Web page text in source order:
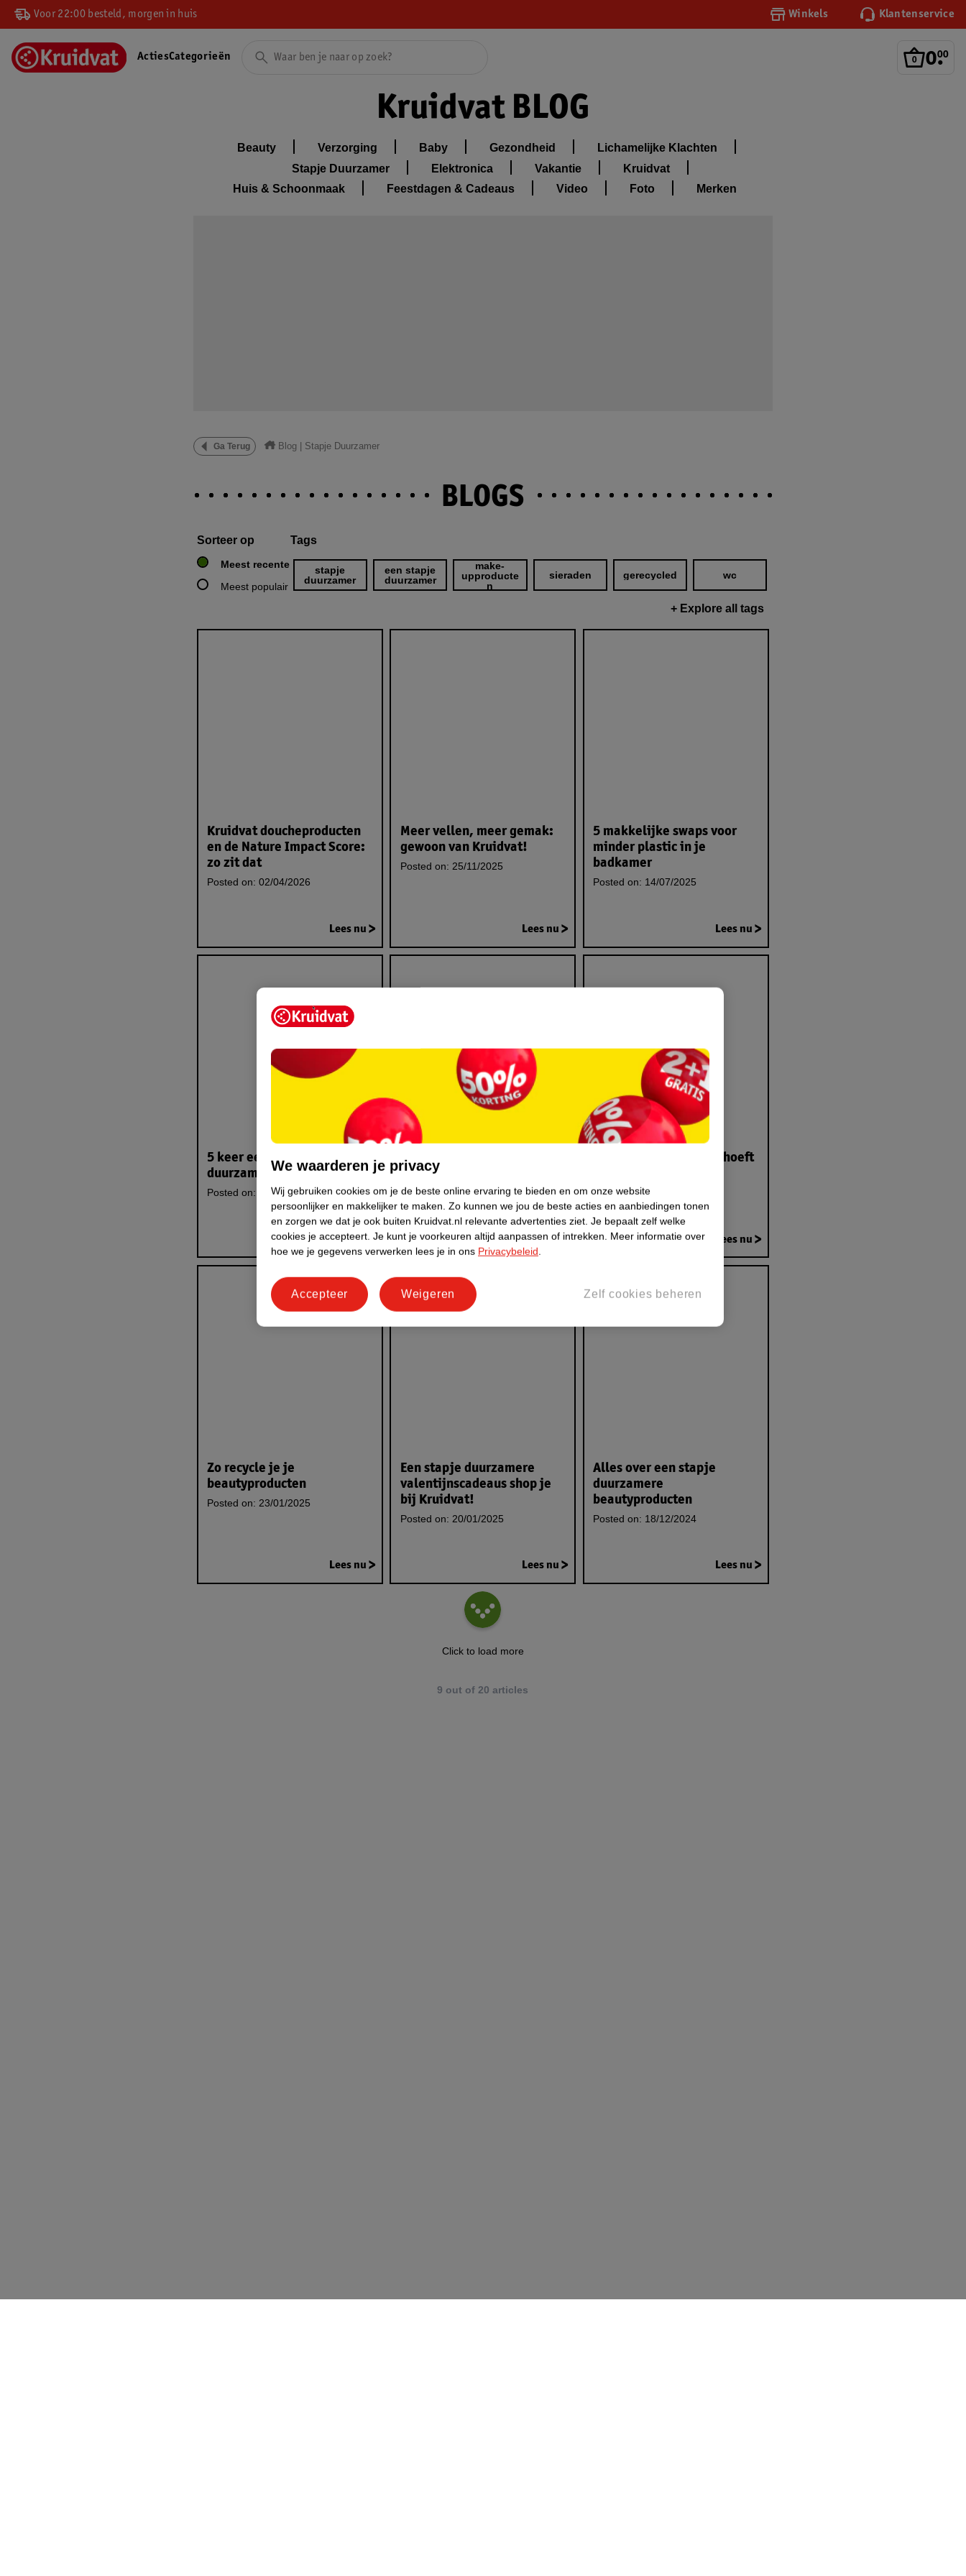
Voor 22:00 besteld, morgen in huis Winkels Klantenservice
0.
00
ActiesCategorieën
Kruidvat BLOG
Beauty Verzorging Baby Gezondheid
Lichamelijke Klachten
Stapje Duurzamer
Elektronica Vakantie
Kruidvat
Huis & Schoonmaak
Feestdagen & Cadeaus Video Foto Merken
Ga Terug Blog Stapje Duurzamer
BLOGS
Sorteer op
Meest recente
Meest populair
Tags
stapje
duurzamer
een stapje
duurzamer
make-
upproducte
n
sieraden gerecycled wc
+ Explore all tags
Kruidvat doucheproducten
en de Nature Impact Score:
zo zit dat
Posted on: 02/04/2026
Lees nu
Meer vellen, meer gemak:
gewoon van Kruidvat!
Posted on: 25/11/2025
Lees nu
5 makkelijke swaps voor
minder plastic in je
badkamer
Posted on: 14/07/2025
Lees nu
5 keer een stapje
duurzamer onder de 5 euro!
Posted on: 11/07/2025
Lees nu
6 keer een stapje
duurzamer onder de 2 euro!
Posted on:11/07/2025
Lees nu
Een stapje duurzamer hoeft
Posted on:04/03/2025
Lees nu
Zo recycle je je
beautyproducten
Posted on: 23/01/2025
Lees nu
Een stapje duurzamere
valentijnscadeaus shop je
bij Kruidvat!
Posted on: 20/01/2025
Lees nu
Alles over een stapje
duurzamere
beautyproducten
Posted on: 18/12/2024
Lees nu
9 out of 20articles
Click to load more
We waarderen je privacy
Wij gebruiken cookies om je de beste online ervaring te bieden en om onze website
persoonlijker en makkelijker te maken. Zo kunnen we jou de beste acties en aanbiedingen tonen
en zorgen we dat je ook buiten Kruidvat.nl relevante advertenties ziet. Je bepaalt zelf welke
cookies je accepteert. Je kunt je voorkeuren altijd aanpassen of intrekken. Meer informatie over
hoe we je gegevens verwerken lees je in ons Privacybeleid.
Zelf cookies beheren
Weigeren
Accepteer